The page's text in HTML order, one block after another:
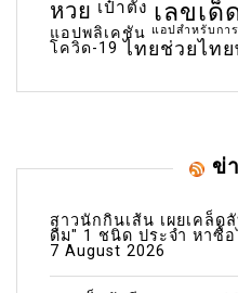
หวย เป๋าตัง เลขเด็
แอปพลิเคชัน แอปสำหรับกา
โควิด-19 ไทยช่วยไท
ข่
สาวนักกินเส้น เผยเคล็ด
ดื่ม" 1 ชนิด ประจำ หาซื้อ
7 August 2026